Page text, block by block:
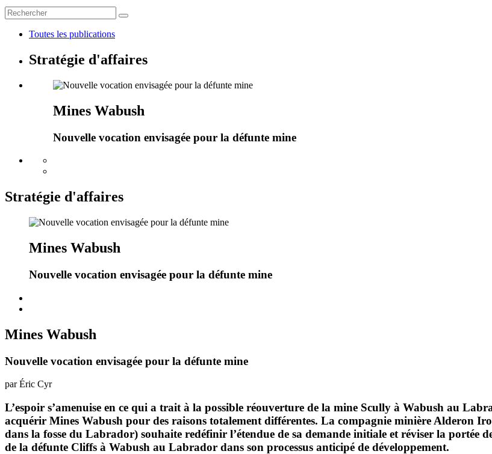
Toutes les publications
Stratégie d'affaires
Mines Wabush
Nouvelle vocation envisagée pour la défunte mine
Stratégie d'affaires
Mines Wabush
Nouvelle vocation envisagée pour la défunte mine
Mines Wabush
Nouvelle vocation envisagée pour la défunte mine
par Éric Cyr
L’espoir s’amenuise en ce qui a trait à la possible réouverture de la mine Scully à Wabush au
acquérir Mines Wabush pour des raisons totalement différentes. La compagnie minière Alderon
dans la fosse du Labrador) souhaite redéfinir l’étendue de sa demande initiale et réviser la portée
de la défunte Cliffs à Wabush au Labrador dans son processus anticipé de développement.